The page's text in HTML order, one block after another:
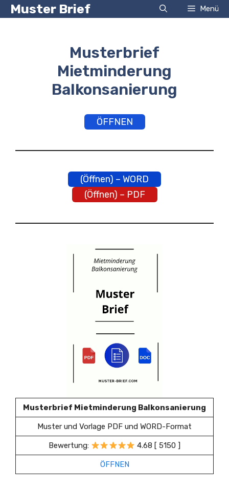
Zum
InhaltMuster Brief Menü
Musterbrief
Mietminderung
Balkonsanierung
ÖFFNEN
(Öffnen) – WORD
(Öffnen) – PDF
Musterbrief Mietminderung Balkonsanierung
Muster und Vorlage PDF und WORD-Format
Bewertung: 4.68 [ 5150 ]
ÖFFNEN